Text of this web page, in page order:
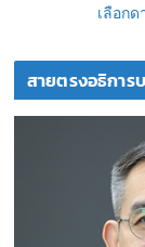
เลือก
สายตรงอธิการ